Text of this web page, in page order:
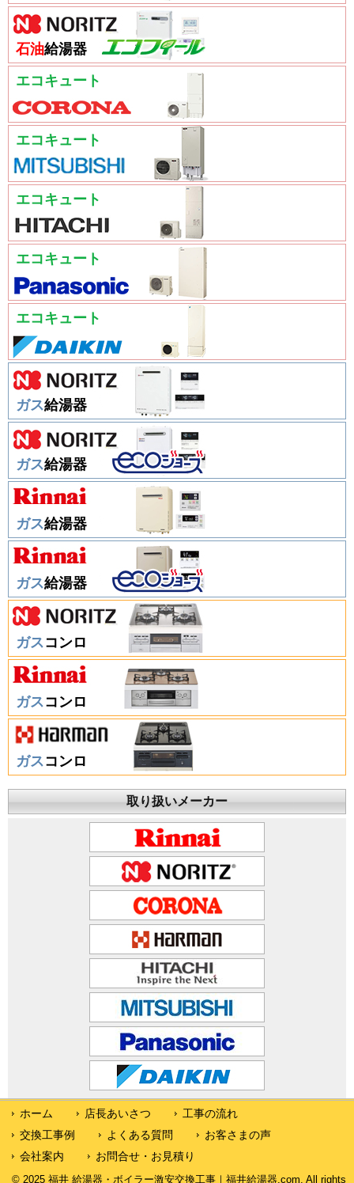
石油給湯器
エコキュート
エコキュート
エコキュート
エコキュート
エコキュート
ガス給湯器
ガス給湯器
ガス給湯器
ガス給湯器
ガス コンロ
ガス コンロ
ガス コンロ
取り扱いメーカー
ホーム 店長あいさつ
工事の流れ
交換工事例
よくある質問
お客さまの声
会社案内
お問合せ・お見積り
© 2025 福井 給湯器・ボイラー激安交換工事｜福井給湯器.com. All rights